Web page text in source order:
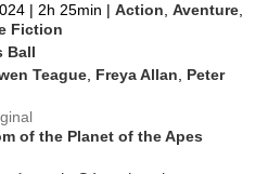
| 2h 25min | Action ,Aventure
Fiction
Ball
Teague Freya Allan
Peter
of the Planet of the Apes